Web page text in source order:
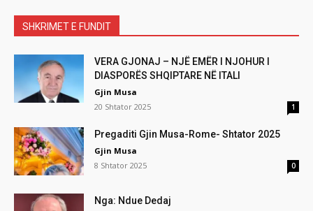
SHKRIMET E FUNDIT
VERA GJONAJ – NJË EMËR I NJOHUR I
DIASPORËS SHQIPTARE NË ITALI
Gjin Musa
20 Shtator 2025
1
Pregaditi Gjin Musa-Rome- Shtator 2025
Gjin Musa
8 Shtator 2025
0
Nga: Ndue Dedaj